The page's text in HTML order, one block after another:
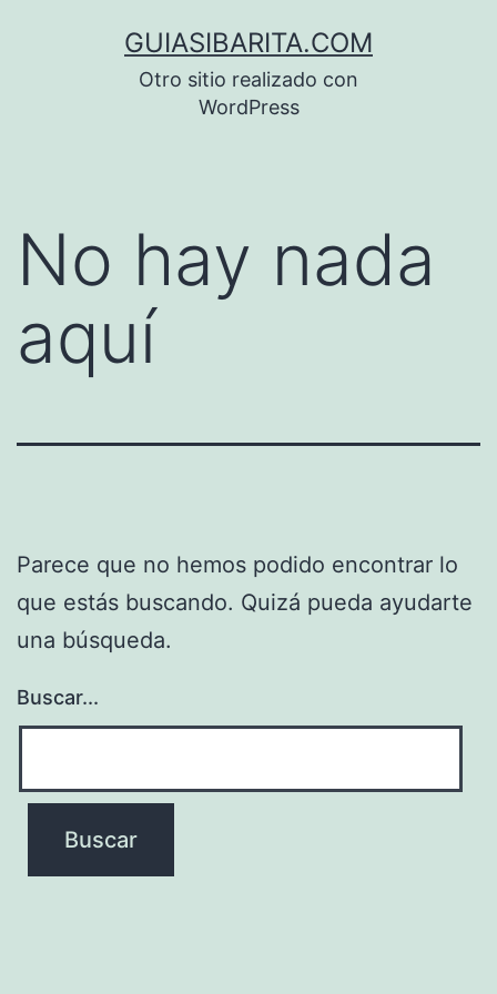
GUIASIBARITA.COM
Otro sitio realizado con
WordPress
No hay nada
aquí
Parece que no hemos podido encontrar lo
que estás buscando. Quizá pueda ayudarte
una búsqueda.
Buscar...